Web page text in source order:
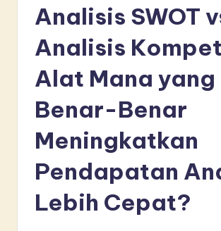
A
si
Analisis SWOT
Analisis
Alat Mana yang
Benar-Benar
Meningkatkan
Pendapatan
Lebih Cepat?